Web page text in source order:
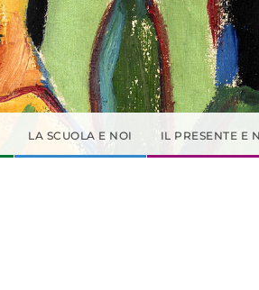
LA SCUOLA E NOI IL PRESENTE E